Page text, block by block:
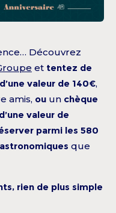
Découvrez
et tentez de
valeur de 140€,
amis, ou un chèque
valeur de
parmi les 580
que
rien de plus simple